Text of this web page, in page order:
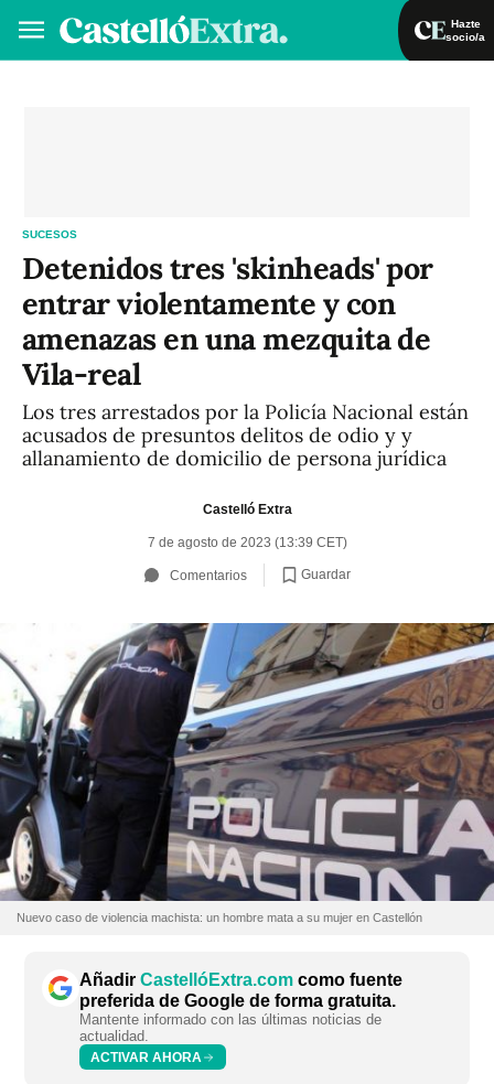
Hazte
socio/a
SUCESOS
Detenidos tres 'skinheads' por
entrar violentamente y con
amenazas en una mezquita de
Vila-real
Los tres arrestados por la Policía Nacional están
acusados de presuntos delitos de odio y y
allanamiento de domicilio de persona jurídica
Castelló Extra
7 de agosto de 2023 (13:39 CET)
Comentarios Guardar
Nuevo caso de violencia machista: un hombre mata a su mujer en Castellón
Añadir CastellóExtra.com como fuente
preferida de Google de forma gratuita.
Mantente informado con las últimas noticias de
actualidad.
ACTIVAR AHORA